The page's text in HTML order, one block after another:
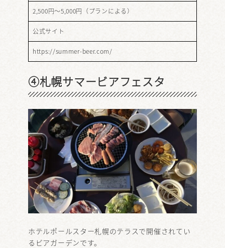
2,500円～5,000円（プランによる）
公式サイト
https://summer-beer.com/
④札幌サマービアフェスタ
ホテルポールスター札幌のテラスで開催されてい
るビアガーデンです。